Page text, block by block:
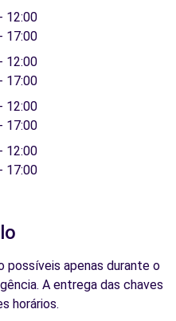
12:00
17:00
12:00
17:00
12:00
17:00
12:00
17:00
possíveis apenas durante o
A entrega das chaves
horários.